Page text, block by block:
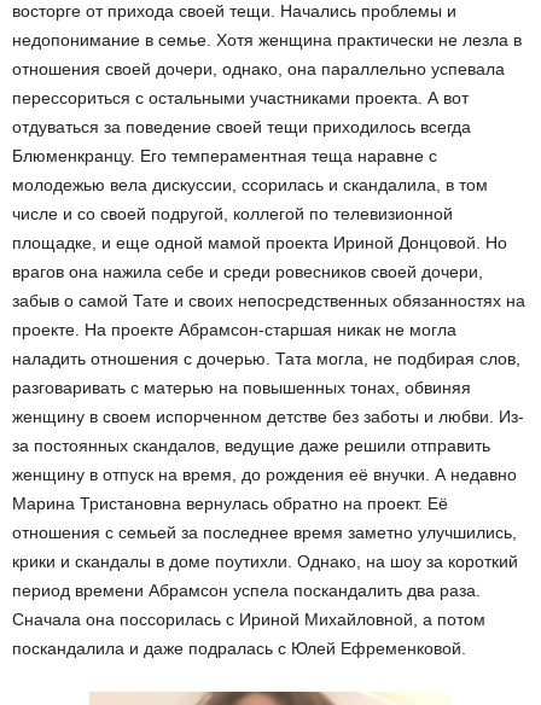
восторге от прихода своей тещи. Начались проблемы и
недопонимание в семье. Хотя женщина практически не лезла в
отношения своей дочери, однако, она параллельно успевала
перессориться с остальными участниками проекта. А вот
отдуваться за поведение своей тещи приходилось всегда
Блюменкранцу. Его темпераментная теща наравне с
молодежью вела дискуссии, ссорилась и скандалила, в том
числе и со своей подругой, коллегой по телевизионной
площадке, и еще одной мамой проекта Ириной Донцовой. Но
врагов она нажила себе и среди ровесников своей дочери,
забыв о самой Тате и своих непосредственных обязанностях на
проекте. На проекте Абрамсон-старшая никак не могла
наладить отношения с дочерью. Тата могла, не подбирая слов,
разговаривать с матерью на повышенных тонах, обвиняя
женщину в своем испорченном детстве без заботы и любви. Из-
за постоянных скандалов, ведущие даже решили отправить
женщину в отпуск на время, до рождения её внучки. А недавно
Марина Тристановна вернулась обратно на проект. Её
отношения с семьей за последнее время заметно улучшились,
крики и скандалы в доме поутихли. Однако, на шоу за короткий
период времени Абрамсон успела поскандалить два раза.
Сначала она поссорилась с Ириной Михайловной, а потом
поскандалила и даже подралась с Юлей Ефременковой.